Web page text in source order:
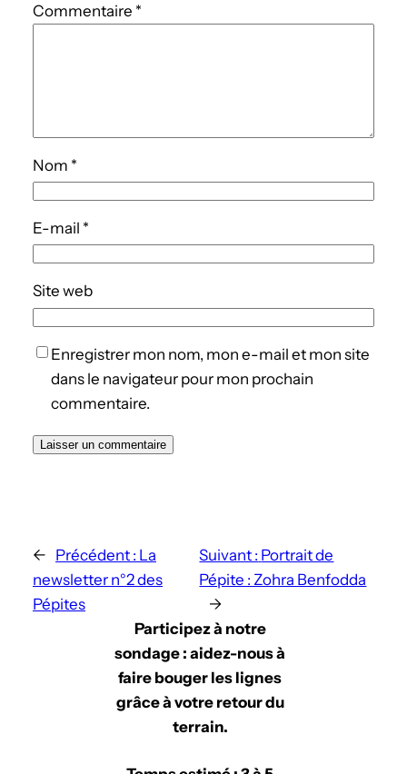
Commentaire *
Nom *
E-mail *
Site web
Enregistrer mon nom, mon e-mail et mon site
dans le navigateur pour mon prochain
commentaire.
← Précédent : La
newsletter n°2 des
Pépites
Suivant : Portrait de
Pépite : Zohra Benfodda
→
Participez à notre
sondage : aidez-nous à
faire bouger les lignes
grâce à votre retour du
terrain.